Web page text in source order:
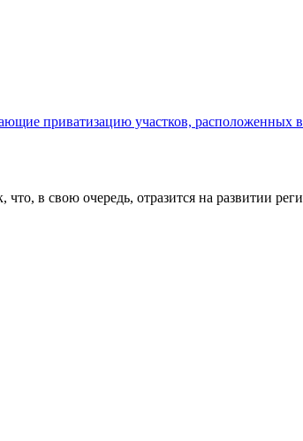
приватизацию участков, расположенных
в свою очередь, отразится на развитии